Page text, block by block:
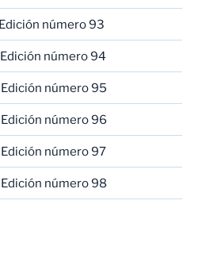
número 93
número 94
número 95
número 96
número 97
número 98